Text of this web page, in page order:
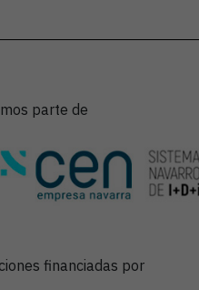
parte de
financiadas por